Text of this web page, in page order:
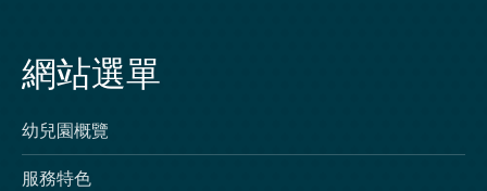
網站選單
幼兒園概覽
服務特色